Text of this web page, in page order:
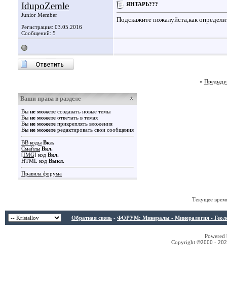
IdupoZemle
Junior Member
Регистрация: 03.05.2016
Сообщений: 5
ЯНТАРЬ???
Подскажите пожалуйста,как
«
Ваши права в разделе
Вы не можете создавать новые темы
Вы не можете отвечать в темах
Вы не можете прикреплять вложения
Вы не можете редактировать свои сообщения
BB коды Вкл.
Смайлы Вкл.
[IMG] код Вкл.
HTML код Выкл.
Правила форума
Текущее
Обратная связь - ФОРУМ: Минералы - Минералогия -
Copyright ©2000 -